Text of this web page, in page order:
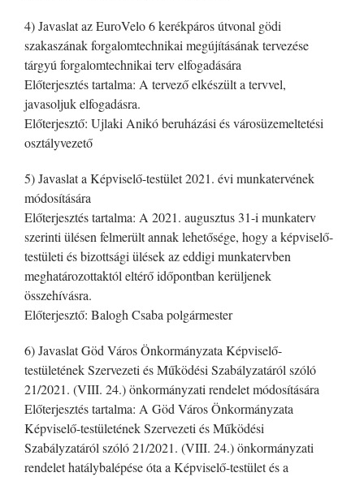
4) Javaslat az EuroVelo 6 kerékpáros útvonal gödi
szakaszának forgalomtechnikai megújításának tervezése
tárgyú forgalomtechnikai terv elfogadására
Előterjesztés tartalma: A tervező elkészült a tervvel,
javasoljuk elfogadásra.
Előterjesztő: Ujlaki Anikó beruházási és városüzemeltetési
osztályvezető
5) Javaslat a Képviselő-testület 2021. évi munkatervének
módosítására
Előterjesztés tartalma: A 2021. augusztus 31-i munkaterv
szerinti ülésen felmerült annak lehetősége, hogy a képviselő-
testületi és bizottsági ülések az eddigi munkatervben
meghatározottaktól eltérő időpontban kerüljenek
összehívásra.
Előterjesztő: Balogh Csaba polgármester
6) Javaslat Göd Város Önkormányzata Képviselő-
testületének Szervezeti és Működési Szabályzatáról szóló
21/2021. (VIII. 24.) önkormányzati rendelet módosítására
Előterjesztés tartalma: A Göd Város Önkormányzata
Képviselő-testületének Szervezeti és Működési
Szabályzatáról szóló 21/2021. (VIII. 24.) önkormányzati
rendelet hatálybalépése óta a Képviselő-testület és a